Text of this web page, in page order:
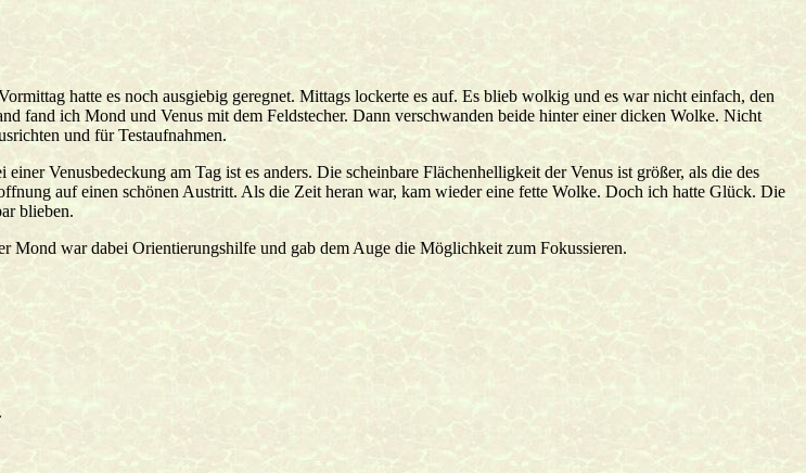
hatte es noch ausgiebig geregnet. Mittags lockerte es auf. Es blieb wolkig und es war nicht einfach, den
fand ich Mond und Venus mit dem Feldstecher. Dann verschwanden beide hinter einer dicken Wolke. Nicht
und für Testaufnahmen.
Venusbedeckung am Tag ist es anders. Die scheinbare Flächenhelligkeit der Venus ist größer, als die des
auf einen schönen Austritt. Als die Zeit heran war, kam wieder eine fette Wolke. Doch ich hatte Glück. Die
blieben.
Mond war dabei Orientierungshilfe und gab dem Auge die Möglichkeit zum Fokussieren.